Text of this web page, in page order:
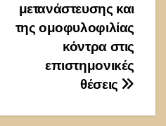
μετανάστευσης και
της ομοφυλοφιλίας
κόντρα στις
επιστημονικές
θέσεις